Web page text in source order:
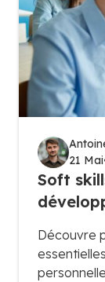
21 Mai
Soft
Découvre